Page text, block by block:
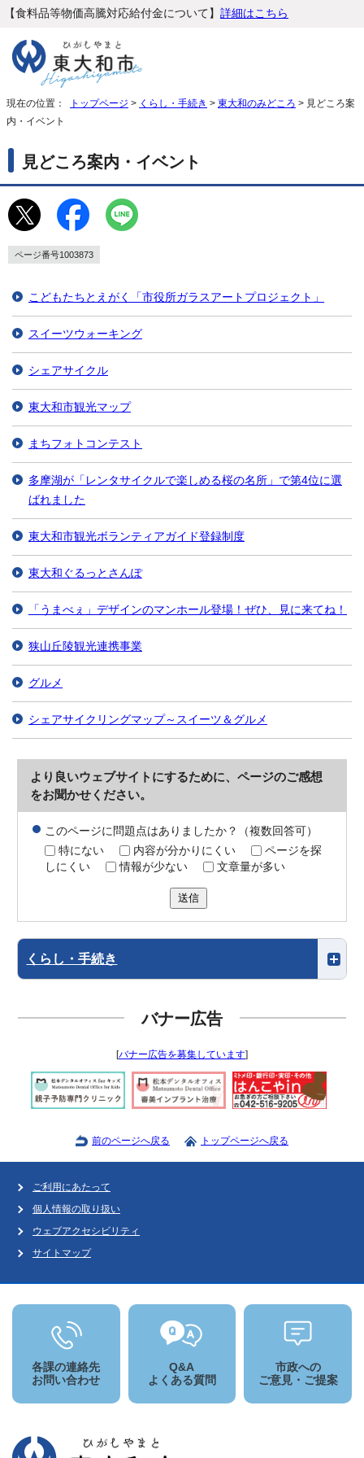
【食料品等物価高騰対応給付金について】 詳細はこちら
現在の位置： トップページ > くらし・手続き > 東大和のみどころ > 見どころ案
内・イベント
見どころ案内・イベント
ページ番号1003873
こどもたちとえがく「市役所ガラスアートプロジェクト」
スイーツウォーキング
シェアサイクル
東大和市観光マップ
まちフォトコンテスト
多摩湖が「レンタサイクルで楽しめる桜の名所」で第4位に選
ばれました
東大和市観光ボランティアガイド登録制度
東大和ぐるっとさんぽ
「うまべぇ」デザインのマンホール登場！ぜひ、見に来てね！
狭山丘陵観光連携事業
グルメ
シェアサイクリングマップ～スイーツ＆グルメ
より良いウェブサイトにするために、ページのご感想
をお聞かせください。
このページに問題点はありましたか？（複数回答可）
特にない
内容が分かりにくい
ページを探
しにくい
情報が少ない 文章量が多い
送信
くらし・手続き
バナー広告
[バナー広告を募集しています]
前のページへ戻る トップページへ戻る
ご利用にあたって
個人情報の取り扱い
ウェブアクセシビリティ
サイトマップ
各課の連絡先
お問い合わせ
Q&A
よくある質問
市政への
ご意見・ご提案